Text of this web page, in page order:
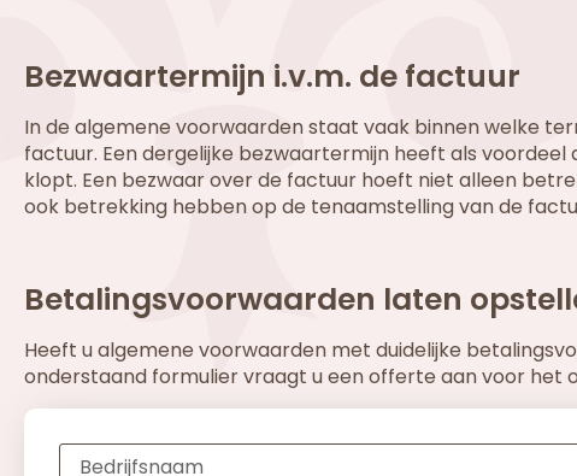
Bezwaartermijn i.v.m. de factuur
In de algemene voorwaarden staat vaak binnen welke
factuur. Een dergelijke bezwaartermijn heeft als
klopt. Een bezwaar over de factuur hoeft niet alleen
ook betrekking hebben op de tenaamstelling van de
Betalingsvoorwaarden laten
Heeft u algemene voorwaarden met duidelijke
onderstaand formulier vraagt u een offerte aan voor het